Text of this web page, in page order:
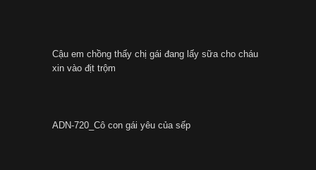
Cậu em chồng thấy chị gái đang lấy sữa cho cháu
xin vào địt trộm
ADN-720_Cô con gái yêu của sếp